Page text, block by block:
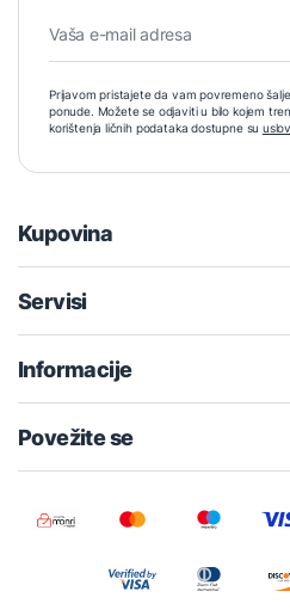
Prijavom pristajete da vam povremeno
ponude. Možete se odjaviti u bilo kojem
korištenja ličnih podataka dostupne su
Kupovina
Servisi
Informacije
Povežite se